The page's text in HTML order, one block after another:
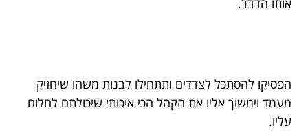
אותו הדבר.
הפסיקו להסתכל לצדדים ותתחילו לבנות משהו שיחזיק
מעמד וימשוך אליו את הקהל הכי איכותי שיכולתם לחלום
עליו.